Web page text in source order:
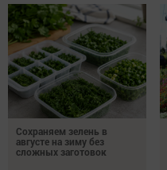
Сохраняем зелень в
августе на зиму без
сложных заготовок